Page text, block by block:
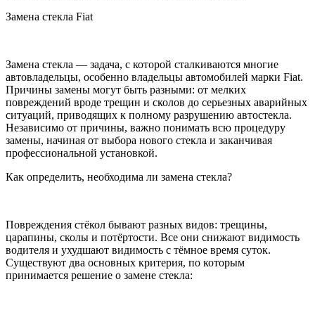
Замена стекла Fiat
Замена стекла — задача, с которой сталкиваются многие
автовладельцы, особенно владельцы автомобилей марки Fiat.
Причины замены могут быть разными: от мелких
повреждений вроде трещин и сколов до серьезных аварийных
ситуаций, приводящих к полному разрушению автостекла.
Независимо от причины, важно понимать всю процедуру
замены, начиная от выбора нового стекла и заканчивая
профессиональной установкой.
Как определить, необходима ли замена стекла?
Повреждения стёкол бывают разных видов: трещины,
царапины, сколы и потёртости. Все они снижают видимость
водителя и ухудшают видимость с тёмное время суток.
Существуют два основных критерия, по которым
принимается решение о замене стекла: